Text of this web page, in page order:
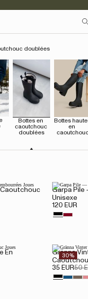
doublées
Bottes en
caoutchouc
doublées
Bottes
en
Garpa Pile
Unisexe
120 EUR
En
30%
Gränna
35 EUR50